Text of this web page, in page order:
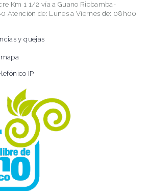
Km 1 1/2 vía a Guano Riobamba-
Atención de: Lunes a Viernes de: 08h00
y quejas
IP